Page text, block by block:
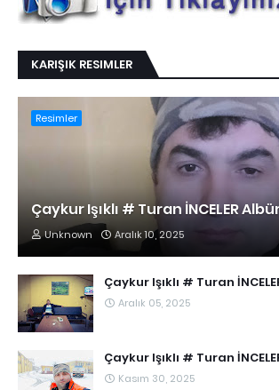
KARIŞIK RESIMLER
Resimler
Çaykur Işıklı # Turan İNCELER
Unknown Aralık 10, 2025
Çaykur Işıklı # Turan
Aralık 05, 2025
Çaykur Işıklı # Turan
Kasım 30, 2025